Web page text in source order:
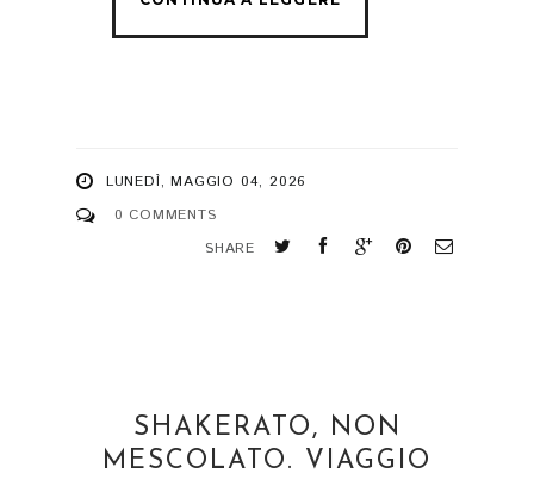
LUNEDÌ, MAGGIO 04, 2026
0 COMMENTS
SHARE
SHAKERATO, NON
MESCOLATO. VIAGGIO